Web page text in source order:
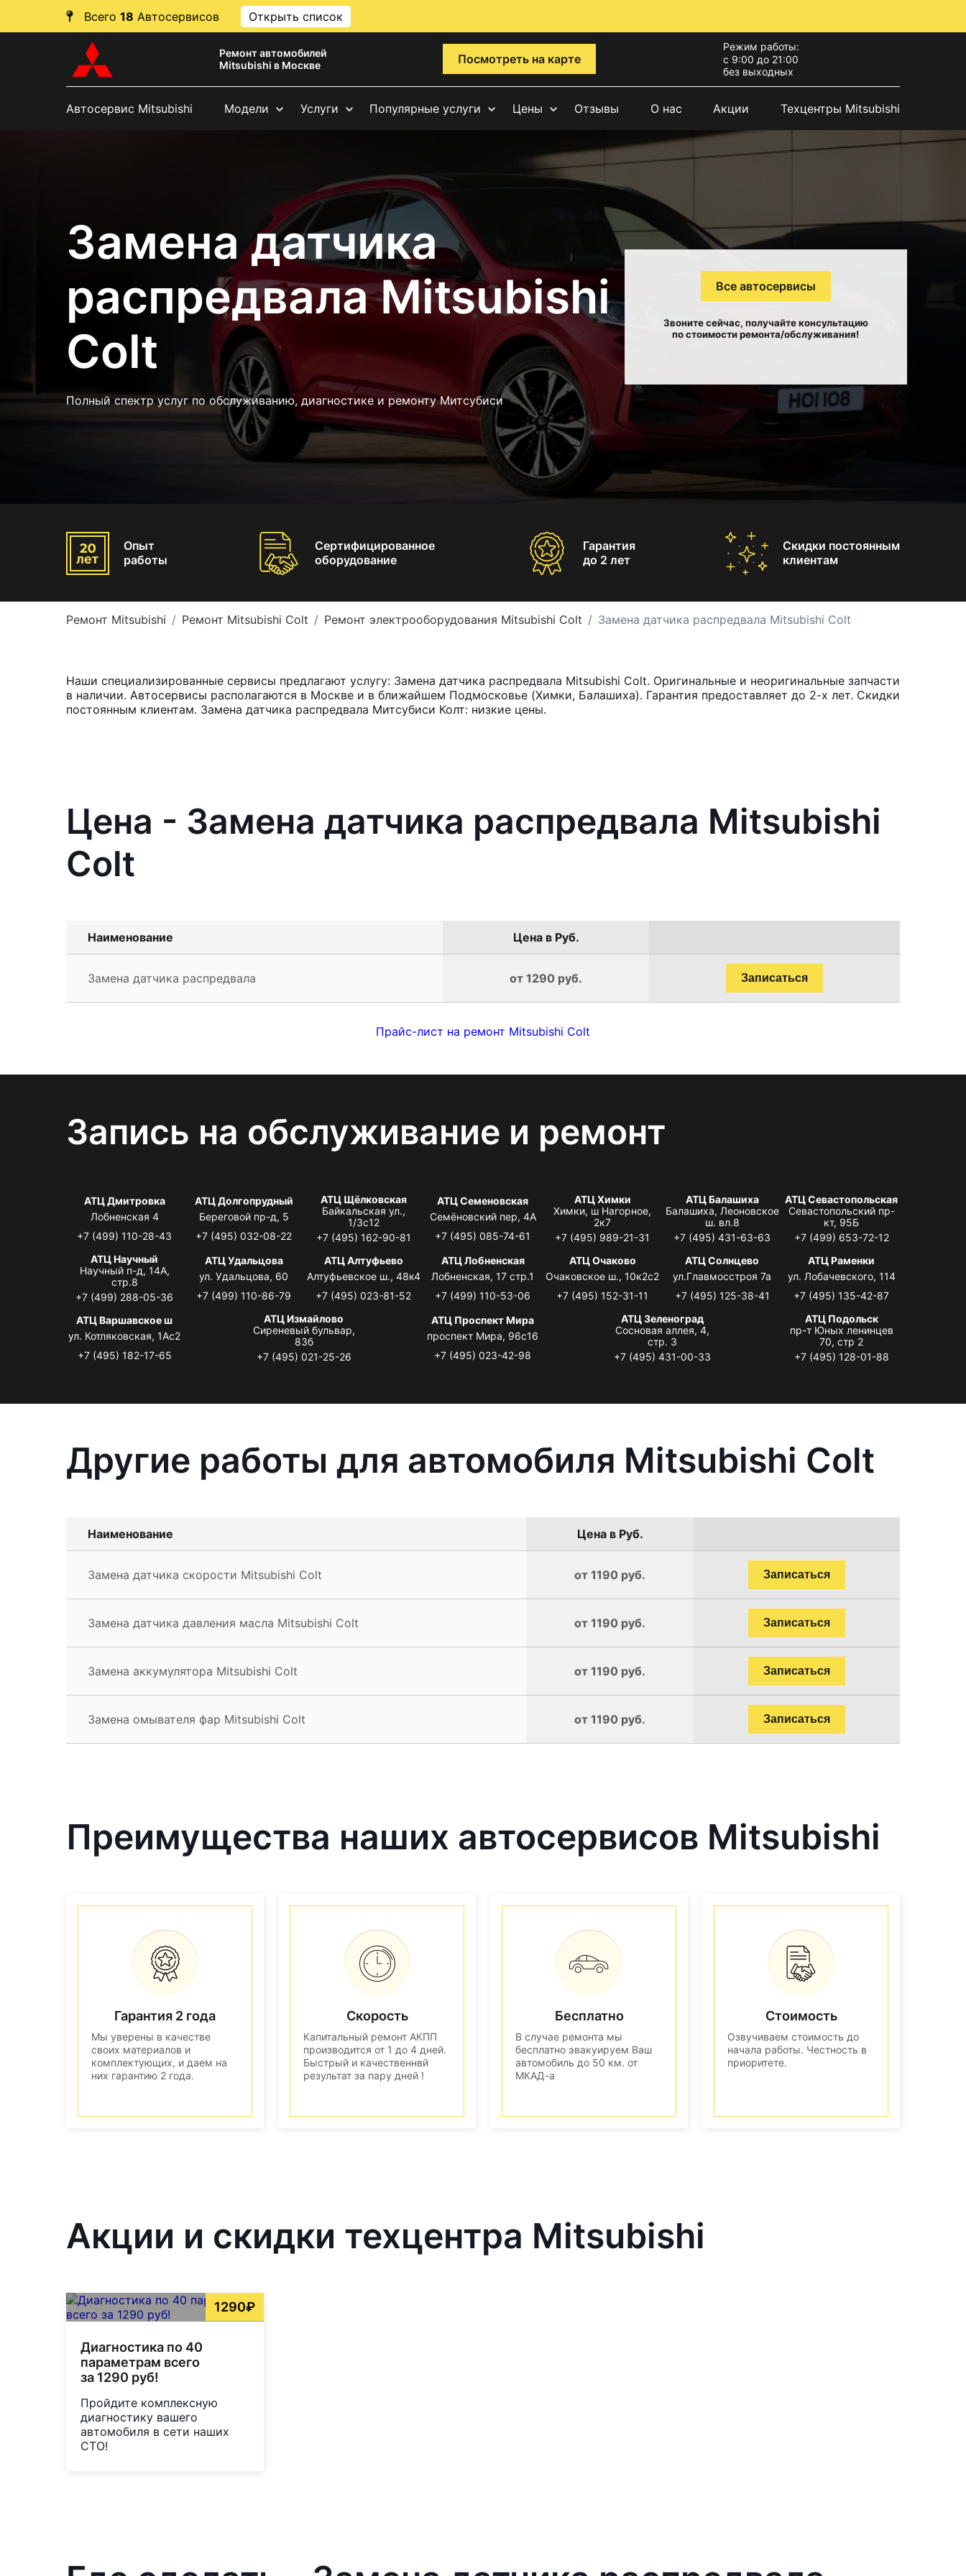
Всего 18 Автосервисов Открыть список
Ремонт автомобилей
Mitsubishi в Москве
Посмотреть на карте
Режим работы:
с 9:00 до 21:00
без выходных
Автосервис Mitsubishi Модели Услуги Популярные услуги Цены Отзывы О нас Акции Техцентры Mitsubishi
Замена датчика
распредвала Mitsubishi
Colt
Полный спектр услуг по обслуживанию, диагностике и ремонту Митсубиси
Все автосервисы
Звоните сейчас, получайте консультацию
по стоимости ремонта/обслуживания!
Опыт
работы
Сертифицированное
оборудование
Гарантия
до 2 лет
Скидки постоянным
клиентам
Ремонт Mitsubishi Ремонт Mitsubishi Colt Ремонт электрооборудования Mitsubishi Colt Замена датчика распредвала Mitsubishi Colt
Наши специализированные сервисы предлагают услугу: Замена датчика распредвала Mitsubishi Colt. Оригинальные и неоригинальные запчасти
в наличии. Автосервисы располагаются в Москве и в ближайшем Подмосковье (Химки, Балашиха). Гарантия предоставляет до 2-х лет. Скидки
постоянным клиентам. Замена датчика распредвала Митсубиси Колт: низкие цены.
Цена - Замена датчика распредвала Mitsubishi
Colt
Наименование Цена в Руб.
Замена датчика распредвала от 1290 руб. Записаться
Прайс-лист на ремонт Mitsubishi Colt
Запись на обслуживание и ремонт
АТЦ Дмитровка
Лобненская 4
+7 (499) 110-28-43
АТЦ Долгопрудный
Береговой пр-д, 5
+7 (495) 032-08-22
АТЦ Щёлковская
Байкальская ул.,
1/3с12
+7 (495) 162-90-81
АТЦ Семеновская
Семёновский пер, 4А
+7 (495) 085-74-61
АТЦ Химки
Химки, ш Нагорное,
2к7
+7 (495) 989-21-31
АТЦ Балашиха
Балашиха, Леоновское
ш. вл.8
+7 (495) 431-63-63
АТЦ Севастопольская
Севастопольский пр-
кт, 95Б
+7 (499) 653-72-12
АТЦ Научный
Научный п-д, 14А,
стр.8
+7 (499) 288-05-36
АТЦ Удальцова
ул. Удальцова, 60
+7 (499) 110-86-79
АТЦ Алтуфьево
Алтуфьевское ш., 48к4
+7 (495) 023-81-52
АТЦ Лобненская
Лобненская, 17 стр.1
+7 (499) 110-53-06
АТЦ Очаково
Очаковское ш., 10к2с2
+7 (495) 152-31-11
АТЦ Солнцево
ул.Главмосстроя 7а
+7 (495) 125-38-41
АТЦ Раменки
ул. Лобачевского, 114
+7 (495) 135-42-87
АТЦ Варшавское ш
ул. Котляковская, 1Ас2
+7 (495) 182-17-65
АТЦ Измайлово
Сиреневый бульвар,
83б
+7 (495) 021-25-26
АТЦ Проспект Мира
проспект Мира, 96с16
+7 (495) 023-42-98
АТЦ Зеленоград
Сосновая аллея, 4,
стр. 3
+7 (495) 431-00-33
АТЦ Подольск
пр-т Юных ленинцев
70, стр 2
+7 (495) 128-01-88
Другие работы для автомобиля Mitsubishi Colt
Наименование Цена в Руб.
Замена датчика скорости Mitsubishi Colt от 1190 руб. Записаться
Замена датчика давления масла Mitsubishi Colt от 1190 руб. Записаться
Замена аккумулятора Mitsubishi Colt от 1190 руб. Записаться
Замена омывателя фар Mitsubishi Colt от 1190 руб. Записаться
Преимущества наших автосервисов Mitsubishi
Гарантия 2 года
Мы уверены в качестве
своих материалов и
комплектующих, и даем на
них гарантию 2 года.
Скорость
Капитальный ремонт АКПП
производится от 1 до 4 дней.
Быстрый и качественнвй
результат за пару дней !
Бесплатно
В случае ремонта мы
бесплатно эвакуируем Ваш
автомобиль до 50 км. от
МКАД-а
Стоимость
Озвучиваем стоимость до
начала работы. Честность в
приоритете.
Акции и скидки техцентра Mitsubishi
1290₽
Диагностика по 40
параметрам всего
за 1290 руб!
Пройдите комплексную
диагностику вашего
автомобиля в сети наших
СТО!